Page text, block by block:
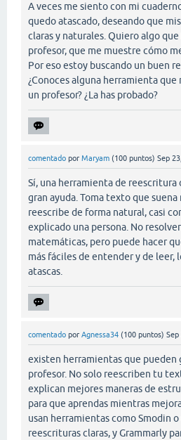
A veces me siento con mi
quedo atascado, deseando que
claras y naturales. Quiero algo
profesor, que me muestre cómo
Por eso estoy buscando un buen
¿Conoces alguna herramienta
un profesor? ¿La has probado?
comentado por Maryam (100 puntos) Sep
Sí, una herramienta de reescritura
gran ayuda. Toma texto que
reescribe de forma natural, casi
explicado una persona. No
matemáticas, pero puede hacer
más fáciles de entender y de leer,
atascas.
comentado por Agnessa34 (100 puntos) Sep
existen herramientas que pueden
profesor. No solo reescriben tu
explican mejores maneras de
para que aprendas mientras
usan herramientas como Smodin
reescrituras claras, y Grammarly